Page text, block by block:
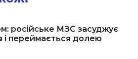
російське МЗС засуджує
і переймається долею